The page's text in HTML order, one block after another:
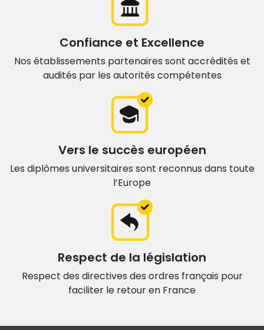
Confiance et Excellence
Nos établissements partenaires sont accrédités et
audités par les autorités compétentes
Vers le succès européen
Les diplômes universitaires sont reconnus dans toute
l’Europe
Respect de la législation
Respect des directives des ordres français pour
faciliter le retour en France